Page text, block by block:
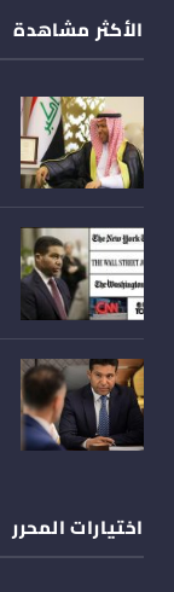
الأكثر مشاهدة
اختيارات المحرر